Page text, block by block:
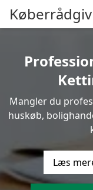
Mangler du
huskøb,
Læs